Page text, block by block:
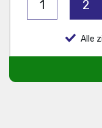
1 2
Alle